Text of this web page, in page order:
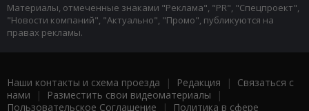
Материалы, отмеченные знаками "Реклама", "PR", "Спецпроект",
"Новости компаний", "Актуально", "Промо", публикуются на
правах рекламы.
Наши контакты и схема проезда | Редакция | Связаться с
нами | Разместить свои видеоматериалы |
Пользовательское Соглашение | Политика в сфере